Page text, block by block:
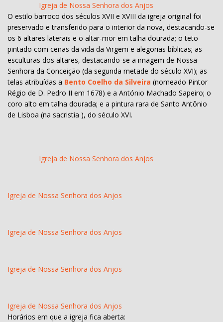
Igreja de Nossa Senhora dos Anjos
O estilo barroco dos séculos XVII e XVIII da igreja original foi
preservado e transferido para o interior da nova, destacando-se
os 6 altares laterais e o altar-mor em talha dourada; o teto
pintado com cenas da vida da Virgem e alegorias bíblicas; as
esculturas dos altares, destacando-se a imagem de Nossa
Senhora da Conceição (da segunda metade do século XVI); as
telas atribuídas a Bento Coelho da Silveira (nomeado Pintor
Régio de D. Pedro II em 1678) e a António Machado Sapeiro; o
coro alto em talha dourada; e a pintura rara de Santo Antônio
de Lisboa (na sacristia ), do século XVI.
Igreja de Nossa Senhora dos Anjos
Igreja de Nossa Senhora dos Anjos
Igreja de Nossa Senhora dos Anjos
Igreja de Nossa Senhora dos Anjos
Igreja de Nossa Senhora dos Anjos
Horários em que a igreja fica aberta: